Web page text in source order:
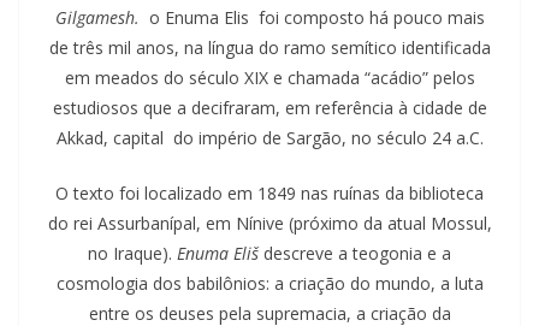
Gilgamesh. o Enuma Elis foi composto há pouco mais
de três mil anos, na língua do ramo semítico identificada
em meados do século XIX e chamada “acádio” pelos
estudiosos que a decifraram, em referência à cidade de
Akkad, capital do império de Sargão, no século 24 a.C.
O texto foi localizado em 1849 nas ruínas da biblioteca
do rei Assurbanípal, em Nínive (próximo da atual Mossul,
no Iraque). Enuma Eliš descreve a teogonia e a
cosmologia dos babilônios: a criação do mundo, a luta
entre os deuses pela supremacia, a criação da